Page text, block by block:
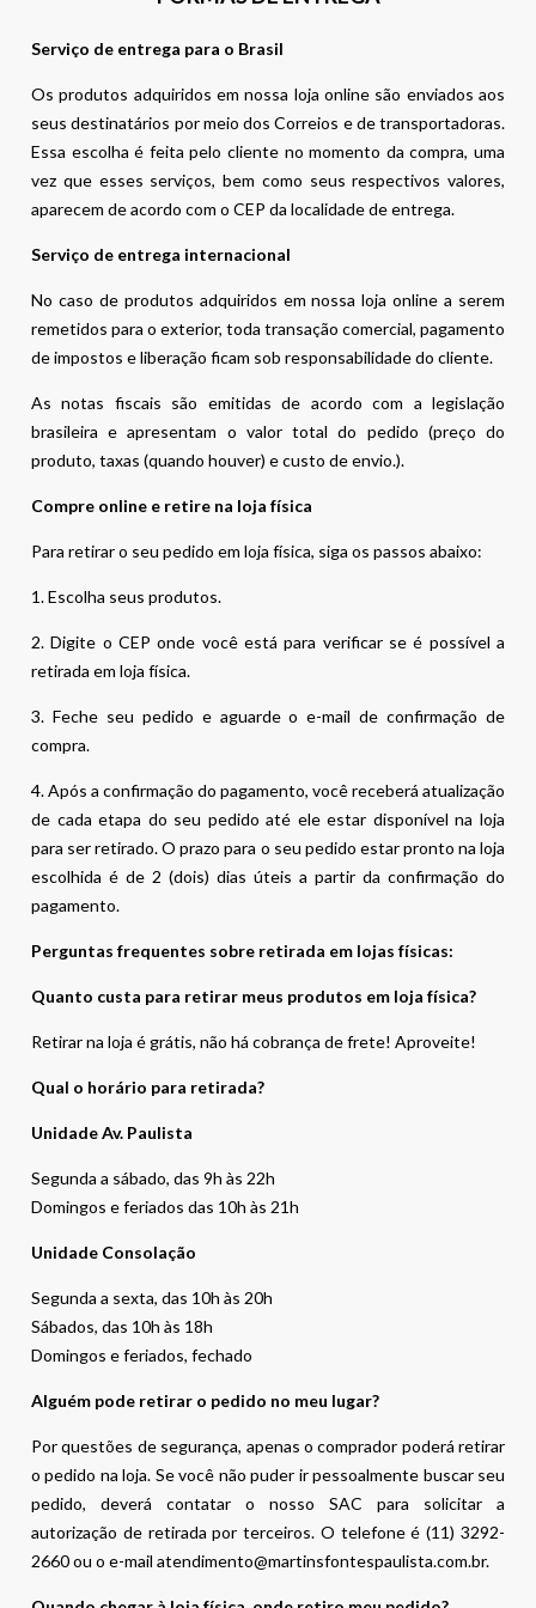
Serviço de entrega para o Brasil
Os produtos adquiridos em nossa loja online são enviados aos
seus destinatários por meio dos Correios e de transportadoras.
Essa escolha é feita pelo cliente no momento da compra, uma
vez que esses serviços, bem como seus respectivos valores,
aparecem de acordo com o CEP da localidade de entrega.
Serviço de entrega internacional
No caso de produtos adquiridos em nossa loja online a serem
remetidos para o exterior, toda transação comercial, pagamento
de impostos e liberação ficam sob responsabilidade do cliente.
As notas fiscais são emitidas de acordo com a legislação
brasileira e apresentam o valor total do pedido (preço do
produto, taxas (quando houver) e custo de envio.).
Compre online e retire na loja física
Para retirar o seu pedido em loja física, siga os passos abaixo:
1. Escolha seus produtos.
2. Digite o CEP onde você está para verificar se é possível a
retirada em loja física.
3. Feche seu pedido e aguarde o e-mail de confirmação de
compra.
4. Após a confirmação do pagamento, você receberá atualização
de cada etapa do seu pedido até ele estar disponível na loja
para ser retirado. O prazo para o seu pedido estar pronto na loja
escolhida é de 2 (dois) dias úteis a partir da confirmação do
pagamento.
Perguntas frequentes sobre retirada em lojas físicas:
Quanto custa para retirar meus produtos em loja física?
Retirar na loja é grátis, não há cobrança de frete! Aproveite!
Qual o horário para retirada?
Unidade Av. Paulista
Segunda a sábado, das 9h às 22h
Domingos e feriados das 10h às 21h
Unidade Consolação
Segunda a sexta, das 10h às 20h
Sábados, das 10h às 18h
Domingos e feriados, fechado
Alguém pode retirar o pedido no meu lugar?
Por questões de segurança, apenas o comprador poderá retirar
o pedido na loja. Se você não puder ir pessoalmente buscar seu
pedido, deverá contatar o nosso SAC para solicitar a
autorização de retirada por terceiros. O telefone é (11) 3292-
2660 ou o e-mail atendimento@martinsfontespaulista.com.br.